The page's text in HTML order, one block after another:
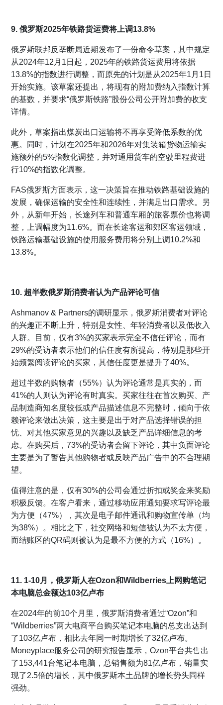
9. 俄罗斯2025年铁路货运费将上调13.8%
俄罗斯联邦反垄断局近期发布了一份命令草案，其中规定
从2024年12月1日起，2025年的铁路货运费用将依据
13.8%的指数进行调整，而原先的计划是从2025年1月1日
开始实施。该草案还提出，将现有的附加费纳入指数计算
的基数，并要求“俄罗斯铁路”股份公司公开附加费的收支
详情。
此外，草案指出煤炭出口运输将不再享受降低系数的优
惠。同时，计划在2025年和2026年对集装箱货物运输实
施额外的5%指数化调整，并对通用货车的空驶里程费进
行10%的指数化调整。
FAS俄罗斯方面表示，这一决策旨在推动铁路基础设施的
发展，确保运输的安全性和连续性，并满足出口需求。另
外，从新年开始，长途列车和普通车厢的旅客票价也将调
整，上调幅度为11.6%。而在长途客运和郊区客运领域，
铁路运输基础设施的使用服务费用将分别上调10.2%和
13.8%。
10. 超半数俄罗斯消费者认为产品评论可信
Ashmanov & Partners的调研显示，俄罗斯消费者对评论
的兴趣正不断上升，特别是女性、年轻消费者以及低收入
人群。目前，仅有3%的买家表示完全不信任评论，而有
29%的受访者表示他们的信任度有所提高，特别是那些开
始频繁阅读评论的买家，其信任度更是提升了40%。
超过半数的购物者（55%）认为评论通常是真实的，而
41%的人则认为评论有时真实。买家往往在首次购买、产
品制造商知名度较低或产品描述信息不完整时，倾向于依
赖评论来做出决策，这主要是出于对产品选择错误的担
忧、对其他买家意见的兴趣以及缺乏产品详细信息的考
虑。在购买后，73%的受访者会留下评论，其中负面评论
主要是为了警告其他购物者或反映产品广告中的不合理期
望。
值得注意的是，仅有30%的公司会通过折扣或奖金来奖励
积极反馈。在客户看来，通过移动应用通知要求写评论最
为方便（47%），其次是电子邮件通讯和购物宣传单（均
为38%）。相比之下，社交网络和短信被认为不太方便，
而结账区的QR码则被认为是最不方便的方式（16%）。
11. 1-10月，俄罗斯人在Ozon和Wildberries上网购笔记
本电脑总金额达103亿卢布
在2024年的前10个月里，俄罗斯消费者通过“Ozon”和
“Wildberries”两大电商平台购买笔记本电脑的总支出达到
了103亿卢布，相比去年同一时期增长了32亿卢布。
Moneyplace服务公司的研究报告显示，Ozon平台共售出
了153,441台笔记本电脑，总销售额为81亿卢布，销量实
现了2.5倍的增长，其中俄罗斯本土品牌的增长势头同样
强劲。